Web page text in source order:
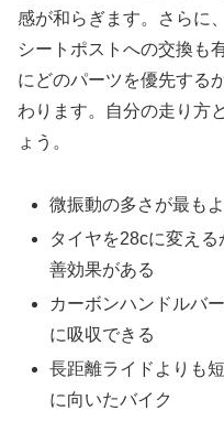
感が和らぎます。さらに
シートポストへの交換も
にどのパーツを優先する
わります。自分の走り方
ょう。
微振動の多さが最も
タイヤを28cに変え
善効果がある
カーボンハンドルバ
に吸収できる
長距離ライドよりも
に向いたバイク